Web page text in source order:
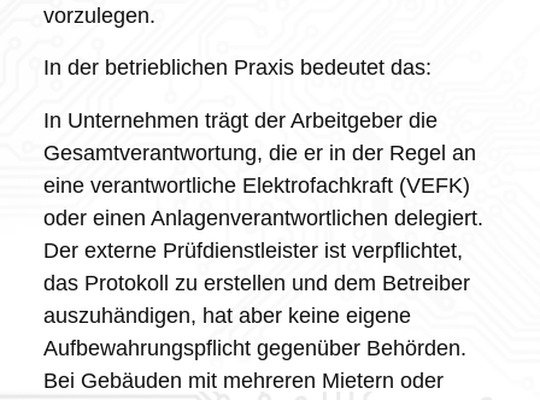
vorzulegen.
In der betrieblichen Praxis bedeutet das:
In Unternehmen trägt der Arbeitgeber die
Gesamtverantwortung, die er in der Regel an
eine verantwortliche Elektrofachkraft (VEFK)
oder einen Anlagenverantwortlichen delegiert.
Der externe Prüfdienstleister ist verpflichtet,
das Protokoll zu erstellen und dem Betreiber
auszuhändigen, hat aber keine eigene
Aufbewahrungspflicht gegenüber Behörden.
Bei Gebäuden mit mehreren Mietern oder